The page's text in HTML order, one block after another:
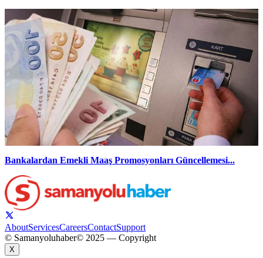
Bankalardan Emekli Maaş Promosyonları Güncellemesi...
AboutServicesCareersContactSupport
© Samanyoluhaber© 2025 — Copyright
X